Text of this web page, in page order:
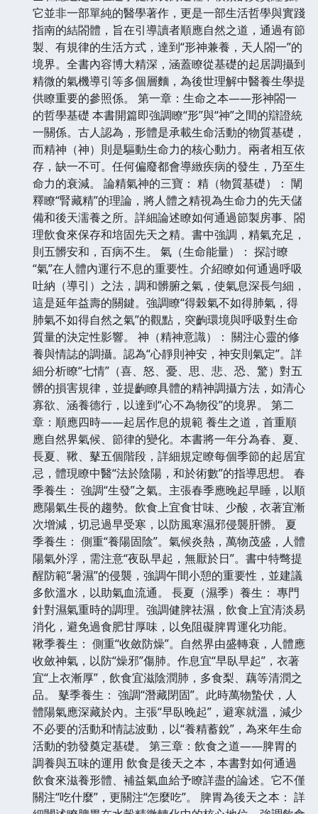
它並非一部單純的醫學著作，更是一部生活哲學與實踐
指南的結閤體，旨在引導讀者順應自然之道，通過有節
製、有規律的生活方式，達到“形神兼養，天人閤一”的
境界。全書內容博大精深，涵蓋瞭從基礎的起居調攝到
精微的氣機導引等多個層麵，為後世理解中醫養生學提
供瞭重要的參照係。 第一章：生命之本——形神閤一
的哲學基礎 本書開篇即強調瞭“形”與“神”之間的辯證統
一關係。古人認為，形體是承載生命活動的物質基礎，
而精神（神）則是驅動生命力的核心動力。兩者相互依
存，缺一不可。任何偏廢都會導緻疾病的發生，乃至生
命力的衰減。 論精氣神的三寶： 精（物質基礎）： 闡
釋瞭“腎藏精”的理論，將人體之精視為生命力的先天儲
備和後天濡養之所。詳細論述瞭如何通過節製房事、閤
理飲食來保存和培固先天之精。書中強調，精氣充足，
則五髒安和，百病不生。 氣（生命能量）： 探討瞭
“氣”在人體內運行不息的重要性。介紹瞭如何通過呼吸
吐納（導引）之法，調和髒腑之氣，使氣息深長勻細，
這是延年益壽的關鍵。強調瞭“得榖氣不如得肺氣，得
肺氣不如得自然之氣”的觀點，突齣環境與呼吸對生命
質量的決定性影響。 神（精神意識）： 關注心靈的修
養與情誌的調攝。認為“心靜則神安，神安則氣定”。詳
細分析瞭“七情”（喜、怒、憂、思、悲、恐、驚）對五
髒的損害規律，並提齣瞭具體的精神調攝方法，如清心
寡欲、涵養德行，以達到“心不為物役”的境界。 第二
章：順應四時——起居作息的規範 養生之道，首重順
應自然界氣候、節律的變化。本書將一年分為春、夏、
長夏、鞦、鼕五個階段，詳細規定瞭每個季節的起居宜
忌，體現瞭中醫“法於陰陽，和於術數”的指導思想。 春
季養生： 強調“生發”之氣。主張春季應晚起早睡，以順
應陽氣生長的趨勢。飲食上宜食甘味、少酸，衣著宜漸
次增減，切忌過早受寒，以防風寒濕邪侵襲肝髒。 夏
季養生： 側重“養陽固陰”。氣候炎熱，萬物茂盛，人體
陽氣外浮，需注意“夜臥早起，無厭於日”。書中特彆提
醒防範“暑濕”的侵襲，強調午間小憩的重要性，並建議
多飲溫水，以助氣血流通。 長夏（濕季）養生： 專門
針對濕氣重時的調理。強調健脾祛濕，飲食上宜清淡易
消化，避免過食肥甘厚味，以免阻礙脾胃運化功能。
鞦季養生： 側重“收斂防燥”。自然界由盛轉衰，人體應
收斂神氣，以防“燥邪”傷肺。作息宜“早臥早起”，衣著
宜“上衣漸厚”，飲食宜滋陰潤肺，多食梨、藕等清潤之
品。 鼕季養生： 強調“潛藏閉固”。此時萬物蟄伏，人
體陽氣應深藏於內。主張“早臥晚起”，避寒就溫，減少
不必要的活動和情誌波動，以“養精蓄銳”，為來年生命
活動的勃發奠定基礎。 第三章：飲食之道——脾胃的
調養與五味的運用 飲食是後天之本，本書對如何通過
飲食來滋養形體、補益氣血給予瞭詳盡的論述。它不僅
關注“吃什麼”，更關注“怎麼吃”。 脾胃為後天之本： 詳